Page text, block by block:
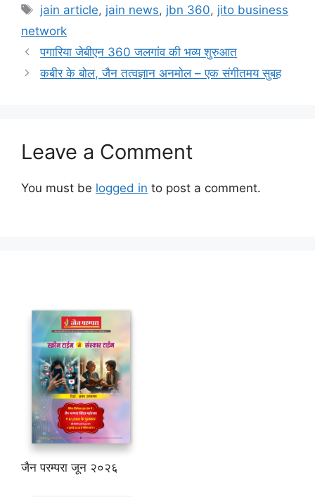
Tags
jain article, jain news, jbn 360, jito business
network
पगारिया जेबीएन 360 जलगांव की भव्य शुरुआत
कबीर के बोल, जैन तत्वज्ञान अनमोल – एक संगीतमय सुबह
Leave a Comment
You must be logged in to post a comment.
जैन परम्परा जून २०२६